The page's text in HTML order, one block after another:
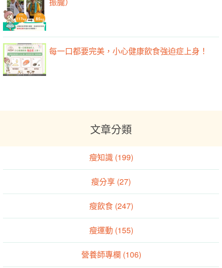
每一口都要完美，小心健康飲食強迫症上身！
文章分類
瘦知識 (199)
瘦分享 (27)
瘦飲食 (247)
瘦運動 (155)
營養師專欄 (106)